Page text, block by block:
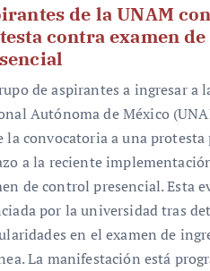
de la UNAM
contra examen
de aspirantes a ingresar a
Autónoma de México
la convocatoria a una protesta
a la reciente
de control presencial. Esta
por la universidad tras
en el examen de
La manifestación está